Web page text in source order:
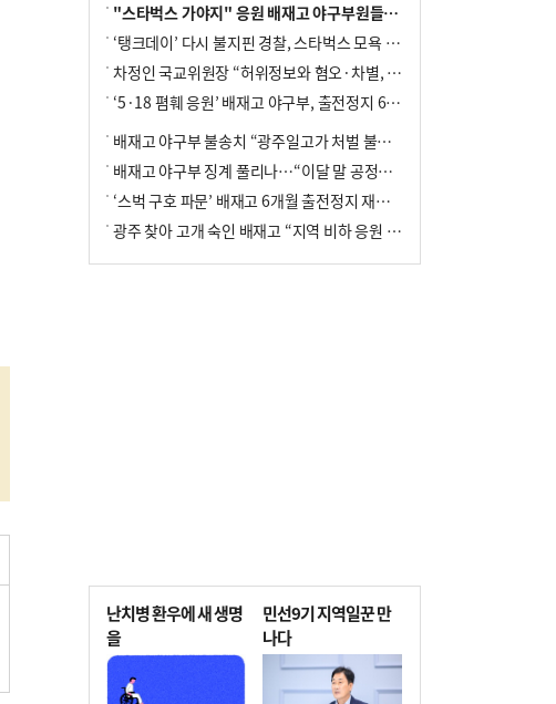
"스타벅스 가야지" 응원 배재고 야구부원들, 학교서 징계 처분
‘탱크데이’ 다시 불지핀 경찰, 스타벅스 모욕 혐의 압수수색
차정인 국교위원장 “허위정보와 혐오·차별, 학교 교실까지 유입"
‘5·18 폄훼 응원’ 배재고 야구부, 출전정지 6개월→1개월 감경
배재고 야구부 불송치 “광주일고가 처벌 불원 의사 표해”
배재고 야구부 징계 풀리나…“이달 말 공정위서 재심의”
‘스벅 구호 파문’ 배재고 6개월 출전정지 재심 신청키로
광주 찾아 고개 숙인 배재고 “지역 비하 응원 잘못”(종합)
난치병 환우에 새 생명
을
민선9기 지역일꾼 만
나다